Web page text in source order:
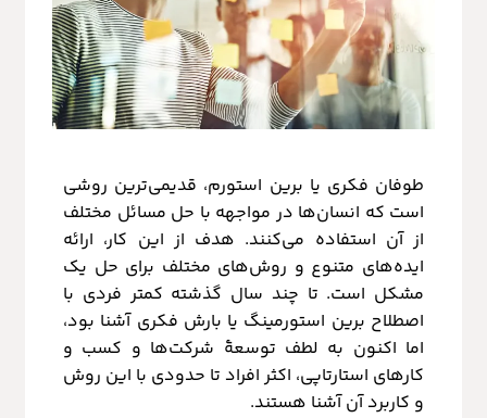
طوفان فکری یا برین استورم، قدیمی‌ترین روشی
است که انسان‌ها در مواجهه با حل مسائل مختلف
از آن استفاده می‌کنند. هدف از این کار، ارائه
ایده‌های متنوع و روش‌های مختلف برای حل یک
مشکل است. تا چند سال گذشته کمتر فردی با
اصطلاح برین استورمینگ یا بارش فکری آشنا بود،
اما اکنون به لطف توسعۀ شرکت‌ها و کسب و
کارهای استارتاپی، اکثر افراد تا حدودی با این روش
و کاربرد آن آشنا هستند.